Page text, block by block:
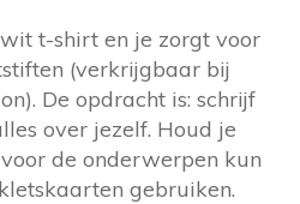
t-shirt en je zorgt voor
(verkrijgbaar bij
De opdracht is: schrijf
over jezelf. Houd je
de onderwerpen kun
gebruiken.